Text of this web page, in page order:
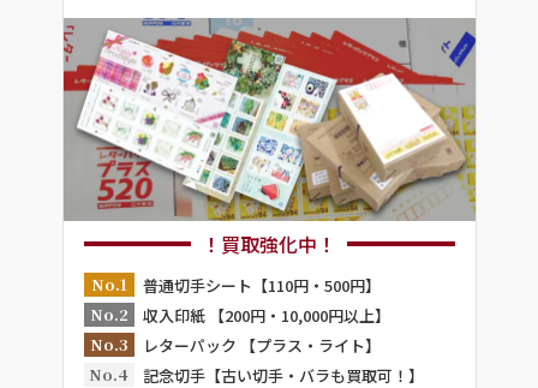
！買取強化中！
No.1
普通切手シート【110円・500円】
No.2
収入印紙 【200円・10,000円以上】
No.3
レターパック 【プラス・ライト】
No.4
記念切手【古い切手・バラも買取可！】